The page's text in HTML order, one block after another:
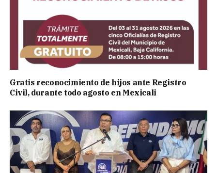
Gratis reconocimiento de hijos ante Registro
Civil, durante todo agosto en Mexicali